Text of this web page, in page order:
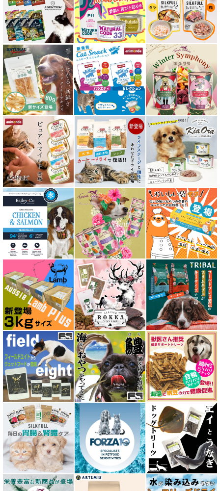
エアドライ キャットフード
フリーズドライ キャットフード
おやつ全アイテム
素材そのまま
アイファクトリーおやつ
アタスキャット Aatas Cat
アディクション Addiction
アニモンダ ANIMONDA
アマノヴァ Amanova
アルモネイチャー almo nature
アンブロシア AMBROSIA
アートゥー AATU
アーテミス ARTEMIS
イティ iti
ウェルネス ヘルシーバランス
ウルフブラット WOLFSBLUT
エーワン AWAN DOG FOOD
エーにゃん Anyan 猫用おやつ
エクイリブリア EQUILIBRIA
エンパイア EMPIRE
オージー ラム プラス Aussie Lamb Plus